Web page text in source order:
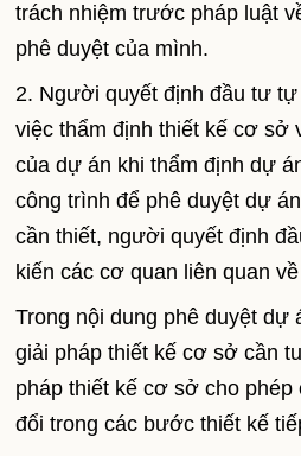
trách nhiệm trước pháp luật
phê duyệt của mình.
2. Người quyết định đầu tư
việc thẩm định thiết kế cơ sở
của dự án khi thẩm định dự
công trình để phê duyệt dự
cần thiết, người quyết định
kiến các cơ quan liên quan
Trong nội dung phê duyệt dự
giải pháp thiết kế cơ sở cần
pháp thiết kế cơ sở cho
đổi trong các bước thiết kế